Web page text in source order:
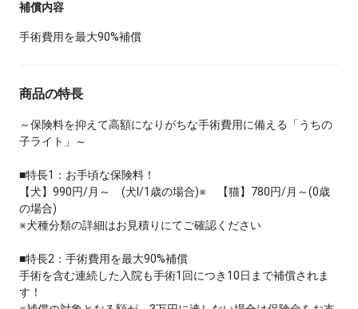
補償内容
手術費用を最大90%補償
商品の特長
～保険料を抑えて高額になりがちな手術費用に備える「うちの
子ライト」～
■特長1：お手頃な保険料！
【犬】990円/月～ (犬Ⅰ/1歳の場合)※ 【猫】780円/月～(0歳
の場合)
※犬種分類の詳細はお見積りにてご確認ください
■特長2：手術費用を最大90%補償
手術を含む連続した入院も手術1回につき10日まで補償されま
す！